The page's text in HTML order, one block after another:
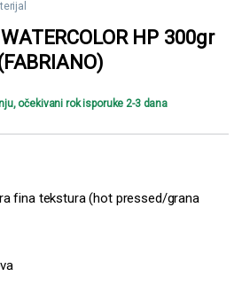
HP 300gr
očekivani rok isporuke 2-3 dana
fina tekstura (hot pressed/grana